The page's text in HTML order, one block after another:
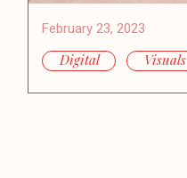
February 23, 2023
Digital Visuals